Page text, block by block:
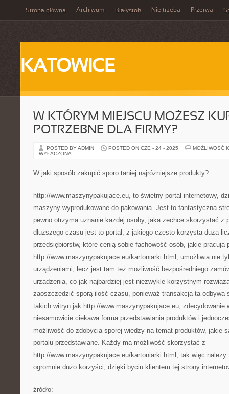
Strona główna Archiwum Białystok Nie trzeba Przerwa
KATOWICE
W KTÓRYM MIEJSCU MOŻESZ
POTRZEBNE DLA FIRMY?
POSTED BY ADMIN POSTED ON CZE - 24 - 2025
MOŻLIWOŚĆ
WYŁĄCZONA
W jaki sposób zakupić sporo taniej najróżniejsze produkty?
http://www.maszynypakujace.eu, to świetny portal internetowy,
maszyny wyprodukowane do pakowania. Jest to fantastyczna
pewno otrzyma uznanie każdej osoby, jaka zechce skorzystać z
dłuższego czasu jest to portal, z jakiego często korzysta duża
przedsiębiorstw, które cenią sobie fachowość osób, jakie pracują
http://www.maszynypakujace.eu/kartoniarki.html, umożliwia nie
urządzeniami, lecz jest tam też możliwość bezpośredniego
urządzenia, co jak najbardziej jest niezwykle korzystnym
zaoszczędzić sporą ilość czasu, ponieważ transakcja ta odbywa
takich witryn jak http://www.maszynypakujace.eu,
niesamowicie ciekawa forma przedstawiania produktów i
możliwość do zdobycia sporej wiedzy na temat produktów, jakie
portalu przedstawiane. Każdy ma możliwość skorzystać z
http://www.maszynypakujace.eu/kartoniarki.html, tak więc
ogromnie dużo korzyści, dzięki byciu klientem tej strony
źródło: